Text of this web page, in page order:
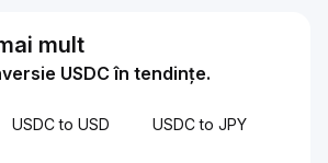
mult
USDC în tendințe.
USDC to USD USDC to JPY